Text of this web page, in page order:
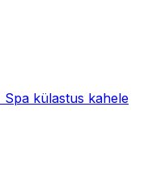
Spa külastus kahele